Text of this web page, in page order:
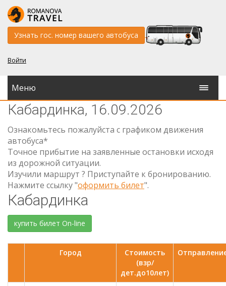
Узнать гос. номер вашего автобуса
Войти
Меню
Кабардинка, 16.09.2026
Ознакомьтесь пожалуйста с графиком движения
автобуса*
Точное прибытие на заявленные остановки исходя
из дорожной ситуации.
Изучили маршрут ? Приступайте к бронированию.
Нажмите ссылку "оформить билет".
Кабардинка
купить билет On-line
Город
Стоимость
(взр/
дет.до10лет)